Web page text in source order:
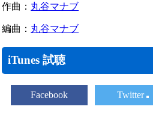
作曲： 丸谷マナブ
編曲： 丸谷マナブ
iTunes 試聴
Facebook Twitter